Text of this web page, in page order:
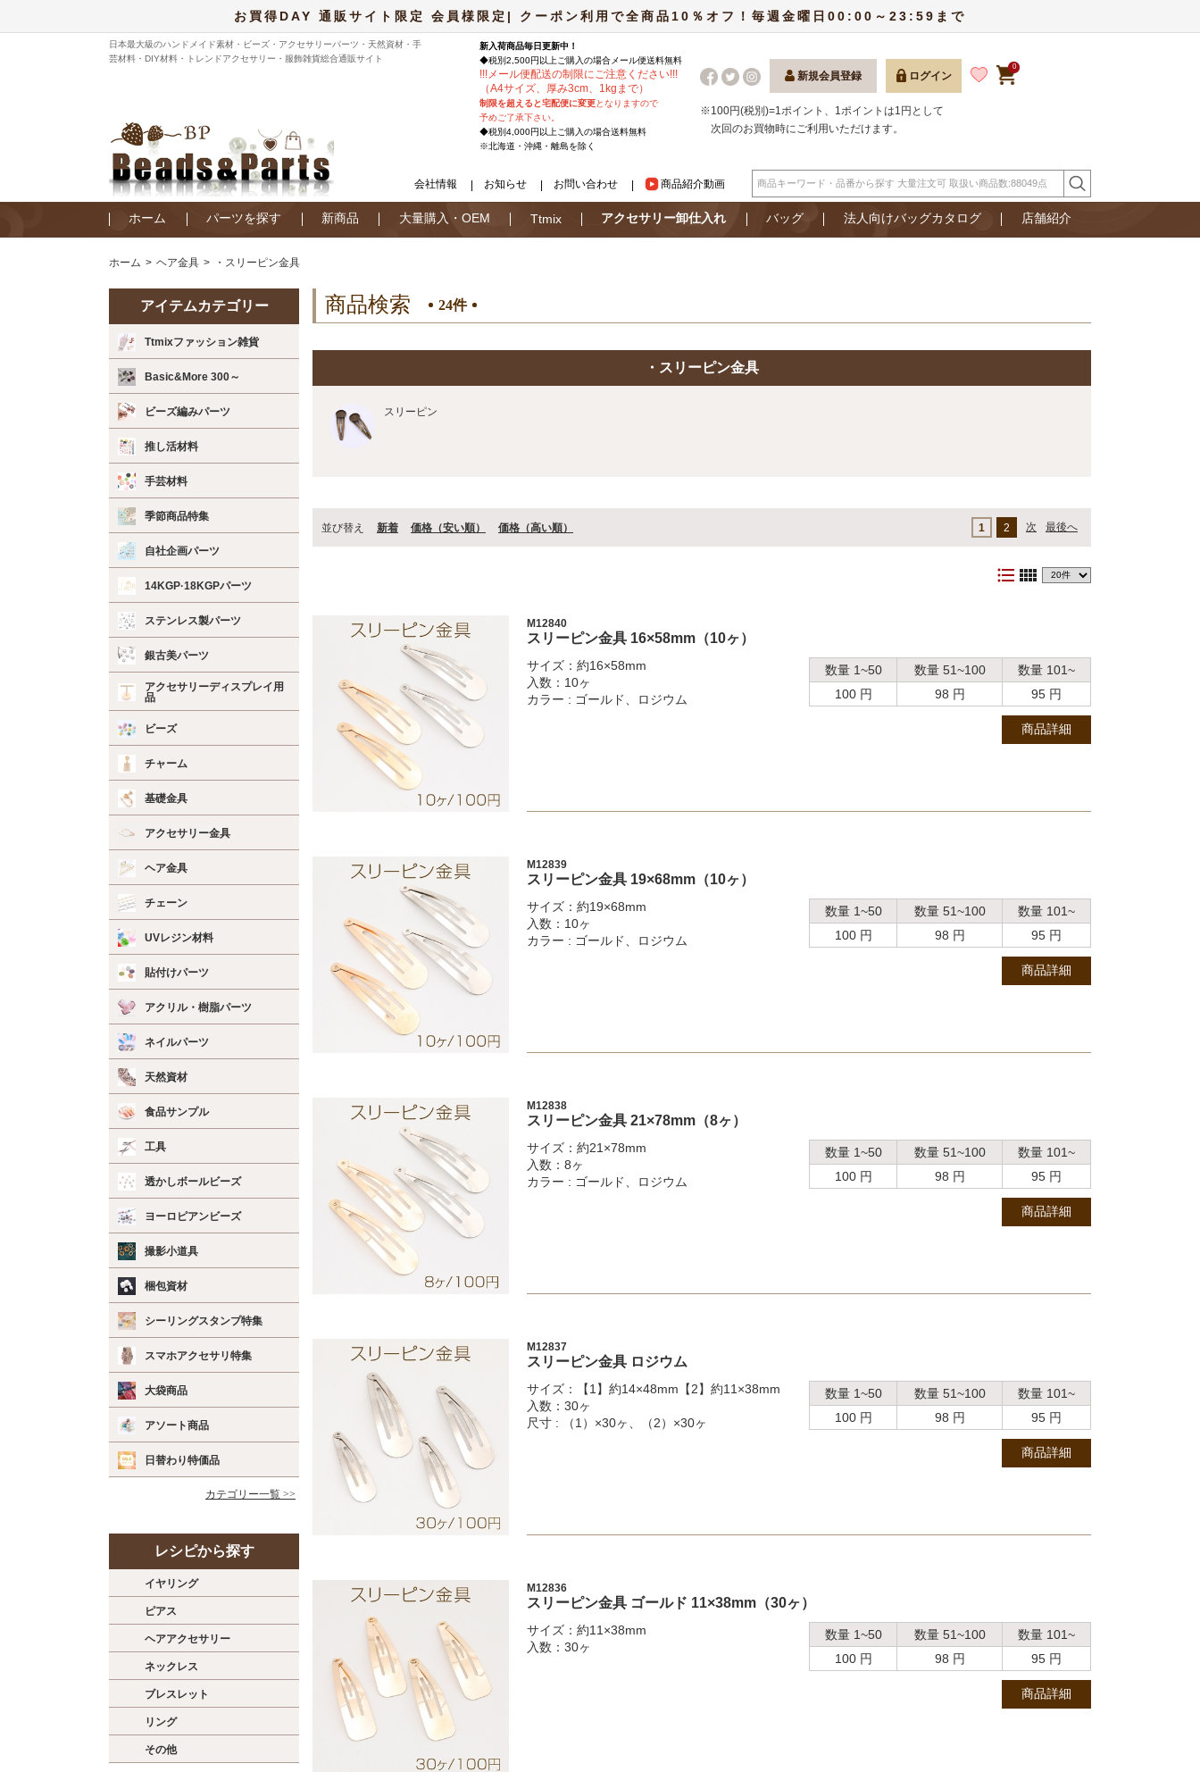
お買得DAY 通販サイト限定 会員様限定| クーポン利用で全商品10％オフ！毎週金曜日00:00～23:59まで
日本最大級のハンドメイド素材・ビーズ・アクセサリーパーツ・天然資材・手
芸材料・DIY材料・トレンドアクセサリー・服飾雑貨総合通販サイト
新入荷商品毎日更新中！
◆税別2,500円以上ご購入の場合 メール便送料無料
!!!メール便配送の制限にご注意ください!!!
（A4サイズ、厚み3cm、1kgまで）
制限を超えると宅配便に変更となりますので
予めご了承下さい。
◆税別4,000円以上ご購入の場合送料無料
※北海道・沖縄・離島を除く
新規会員登録 ログイン
0
※100円(税別)=1ポイント、1ポイントは1円として
次回のお買物時にご利用いただけます。
会社情報 お知らせ お問い合わせ 商品紹介動画
ホーム パーツを探す 新商品 大量購入・OEM Ttmix アクセサリー卸仕入れ バッグ 法人向けバッグカタログ 店舗紹介
ホーム ヘア金具 ・スリーピン金具
アイテムカテゴリー
Ttmixファッション雑貨
Basic&More 300～
ビーズ編みパーツ
推し活材料
手芸材料
季節商品特集
自社企画パーツ
14KGP·18KGPパーツ
ステンレス製パーツ
銀古美パーツ
アクセサリーディスプレイ用
品
ビーズ
チャーム
基礎金具
アクセサリー金具
ヘア金具
チェーン
UVレジン材料
貼付けパーツ
アクリル・樹脂パーツ
ネイルパーツ
天然資材
食品サンプル
工具
透かしボールビーズ
ヨーロピアンビーズ
撮影小道具
梱包資材
シーリングスタンプ特集
スマホアクセサリ特集
大袋商品
アソート商品
日替わり特価品
カテゴリー一覧 >>
レシピから探す
イヤリング
ピアス
ヘアアクセサリー
ネックレス
ブレスレット
リング
その他
商品検索 24件
・スリーピン金具
スリーピン
並び替え 新着 価格（安い順） 価格（⾼い順） 1 2 次 最後へ
format_list_bulleted view_comfy
M12840
スリーピン金具 16×58mm（10ヶ）
サイズ：約16×58mm
入数：10ヶ
カラー : ゴールド、ロジウム
数量 1~50 数量 51~100
数量 101~
100 円
98 円 95 円
商品詳細
M12839
スリーピン金具 19×68mm（10ヶ）
サイズ：約19×68mm
入数：10ヶ
カラー : ゴールド、ロジウム
数量 1~50 数量 51~100
数量 101~
100 円
98 円 95 円
商品詳細
M12838
スリーピン金具 21×78mm（8ヶ）
サイズ：約21×78mm
入数：8ヶ
カラー : ゴールド、ロジウム
数量 1~50 数量 51~100
数量 101~
100 円
98 円 95 円
商品詳細
M12837
スリーピン金具 ロジウム
サイズ：【1】約14×48mm【2】約11×38mm
入数：30ヶ
尺寸 : （1）×30ヶ、（2）×30ヶ
数量 1~50 数量 51~100
数量 101~
100 円
98 円 95 円
商品詳細
M12836
スリーピン金具 ゴールド 11×38mm（30ヶ）
サイズ：約11×38mm
入数：30ヶ
数量 1~50 数量 51~100
数量 101~
100 円
98 円 95 円
商品詳細